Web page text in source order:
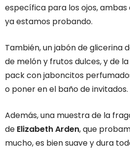
específica para los ojos,
ya estamos probando.
También, un jabón de glicerina
de melón y frutos dulces, y de
pack con jaboncitos
o poner en el baño de invitados.
Además, una muestra de la
de Elizabeth Arden, que
mucho, es bien suave y dura